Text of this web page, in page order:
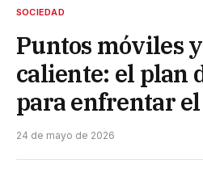
SOCIEDAD
Puntos móviles
caliente: el plan
para enfrentar
24 de mayo de 2026